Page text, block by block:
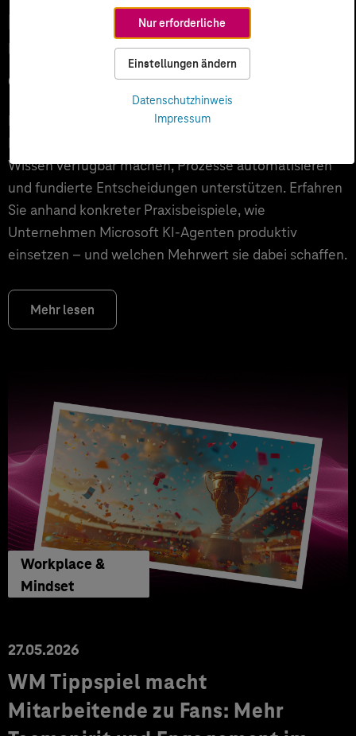
Nur erforderliche
Einstellungen ändern
Datenschutzhinweis
Impressum
Microsoft KI-Agenten: Wie
Unternehmen über Copilot hinaus
echten Mehrwert schaffen
Microsoft 365 Copilot ist für viele Unternehmen der
Einstieg in KI. Der nächste Schritt sind KI-Agenten, die
Wissen verfügbar machen, Prozesse automatisieren
und fundierte Entscheidungen unterstützen. Erfahren
Sie anhand konkreter Praxisbeispiele, wie
Unternehmen Microsoft KI-Agenten produktiv
einsetzen – und welchen Mehrwert sie dabei schaffen.
Mehr lesen
Workplace &
Mindset
27.05.2026
WM Tippspiel macht
Mitarbeitende zu Fans: Mehr